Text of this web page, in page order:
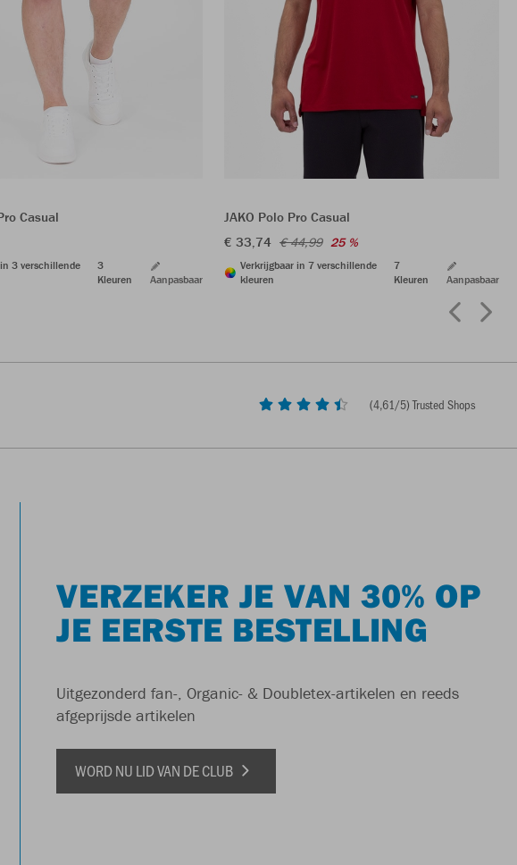
Casual
3 verschillende
3
Kleuren
Aanpasbaar
JAKO Polo Pro Casual
€ 33,74 € 44,99 25 %
Verkrijgbaar in 7 verschillende
kleuren
7
Kleuren
Aanpasbaar
(4,61/5) Trusted Shops
VERZEKER JE VAN 30% OP
JE EERSTE BESTELLING
Uitgezonderd fan-, Organic- & Doubletex-artikelen en reeds
afgeprijsde artikelen
WORD NU LID VAN DE CLUB